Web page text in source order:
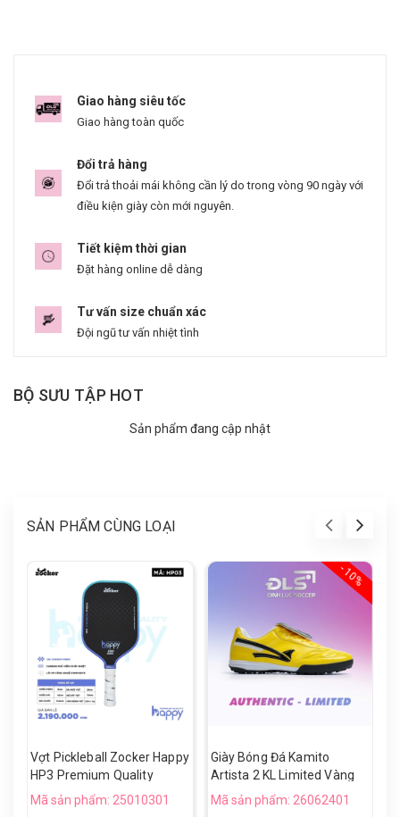
Giao hàng siêu tốc
Giao hàng toàn quốc
Đổi trả hàng
Đổi trả thoải mái không cần lý do trong vòng 90 ngày với
điều kiện giày còn mới nguyên.
Tiết kiệm thời gian
Đặt hàng online dễ dàng
Tư vấn size chuẩn xác
Đội ngũ tư vấn nhiệt tình
BỘ SƯU TẬP HOT
Sản phẩm đang cập nhật
SẢN PHẨM CÙNG LOẠI
Vợt Pickleball Zocker Happy
HP3 Premium Quality
Mã sản phẩm: 25010301
- 10%
Giày Bóng Đá Kamito
Artista 2 KL Limited Vàng
Đen TF
Mã sản phẩm: 26062401